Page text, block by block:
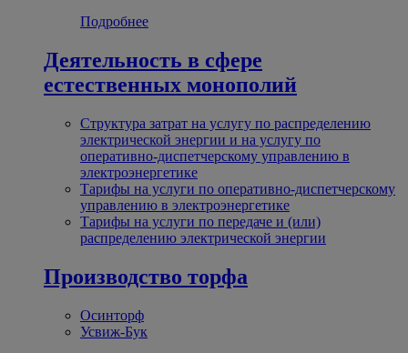
Подробнее
Деятельность в сфере
естественных монополий
Структура затрат на услугу по распределению
электрической энергии и на услугу по
оперативно-диспетчерскому управлению в
электроэнергетике
Тарифы на услуги по оперативно-диспетчерскому
управлению в электроэнергетике
Тарифы на услуги по передаче и (или)
распределению электрической энергии
Производство торфа
Осинторф
Усвиж-Бук